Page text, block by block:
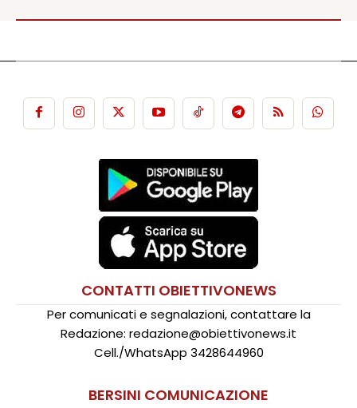
CONTATTI OBIETTIVONEWS
Per comunicati e segnalazioni, contattare la
Redazione: redazione@obiettivonews.it
Cell./WhatsApp 3428644960
BERSINI COMUNICAZIONE